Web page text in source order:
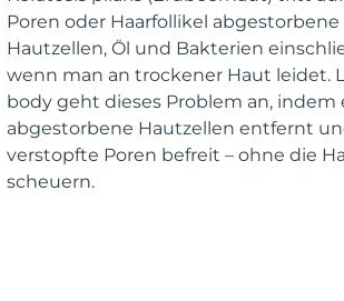
Poren oder Haarfollikel abgestorbene
Hautzellen, Öl und Bakterien
wenn man an trockener Haut leidet.
body geht dieses Problem an, indem
abgestorbene Hautzellen entfernt
verstopfte Poren befreit – ohne die
scheuern.